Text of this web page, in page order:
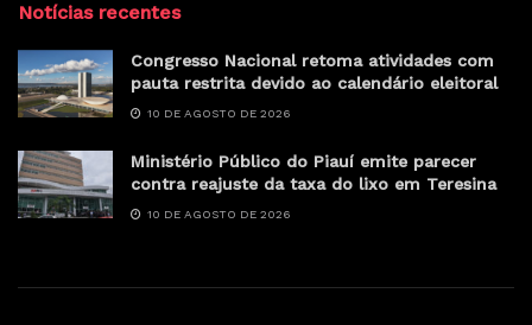
Notícias recentes
Congresso Nacional retoma atividades com
pauta restrita devido ao calendário eleitoral
10 DE AGOSTO DE 2026
Ministério Público do Piauí emite parecer
contra reajuste da taxa do lixo em Teresina
10 DE AGOSTO DE 2026